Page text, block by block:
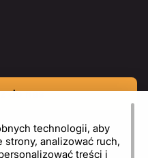
do nas
technologii, aby
strony, analizować ruch,
treści i